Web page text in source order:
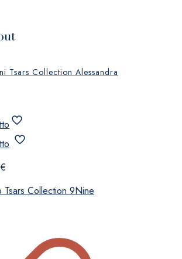
Tsars Collection Alessandra
€